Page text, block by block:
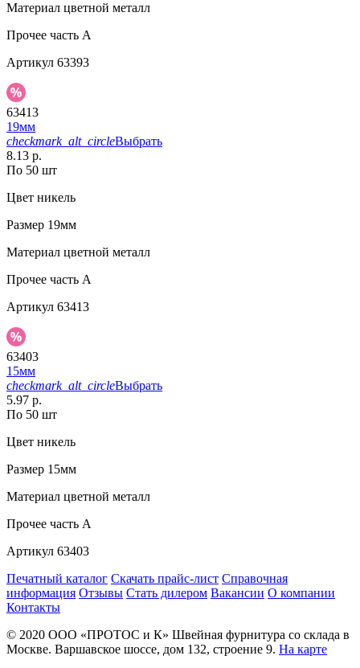
Материал цветной металл
Прочее часть A
Артикул 63393
63413
19мм
checkmark_alt_circleВыбрать
8.13 р.
По 50 шт
Цвет никель
Размер 19мм
Материал цветной металл
Прочее часть A
Артикул 63413
63403
15мм
checkmark_alt_circleВыбрать
5.97 р.
По 50 шт
Цвет никель
Размер 15мм
Материал цветной металл
Прочее часть A
Артикул 63403
Печатный каталог Скачать прайс-лист Справочная
информация Отзывы Стать дилером Вакансии О компании
Контакты
© 2020 ООО «ПРОТОС и К» Швейная фурнитура со склада в
Москве. Варшавское шоссе, дом 132, строение 9. На карте